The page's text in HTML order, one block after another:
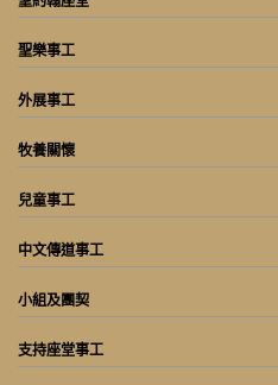
聖樂事工
外展事工
牧養關懷
兒童事工
中文傳道事工
小組及團契
支持座堂事工